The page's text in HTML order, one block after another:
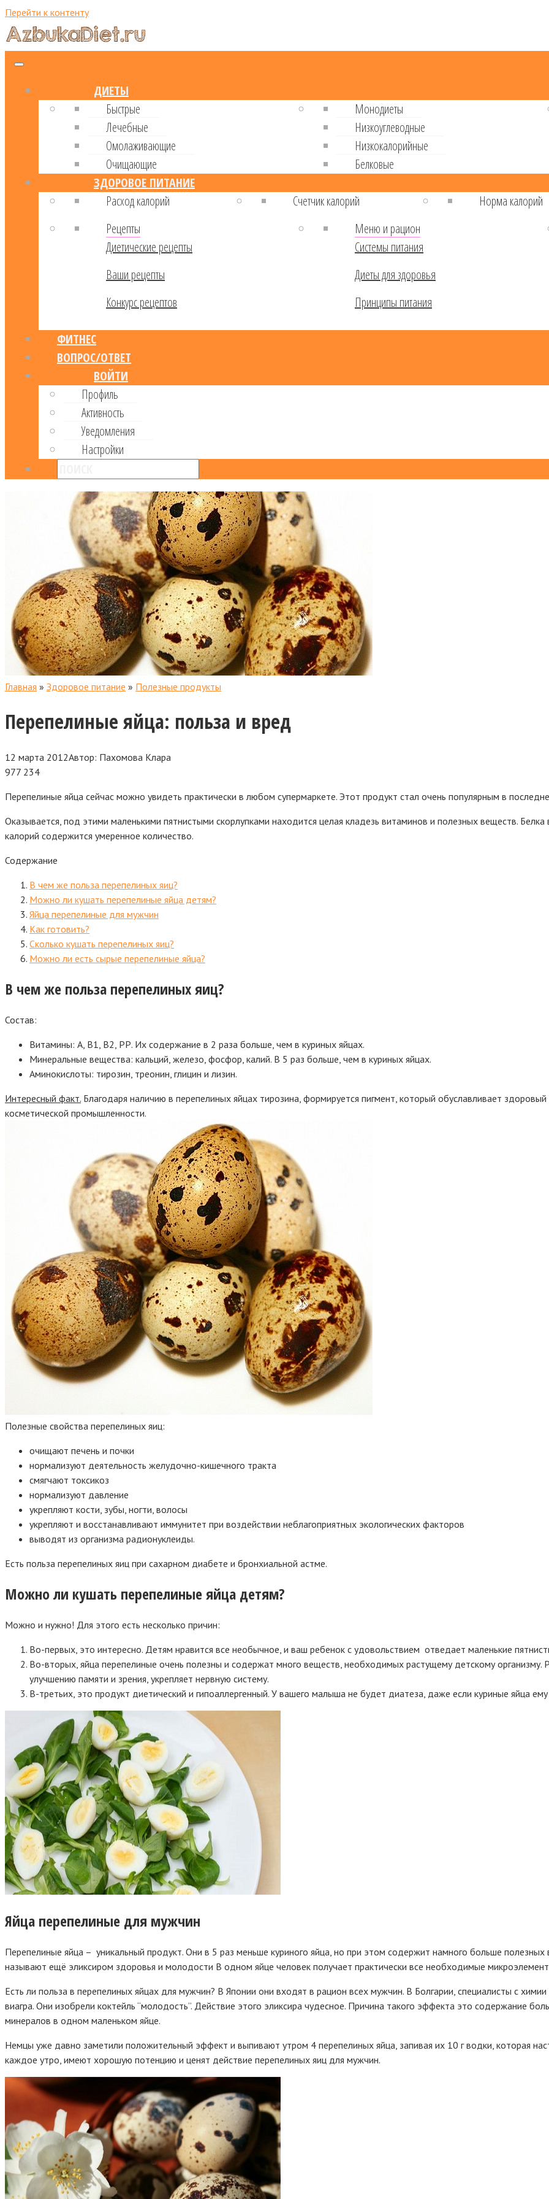
Перейти к контенту
ДИЕТЫ
Быстрые
Лечебные
Омолаживающие
Очищающие
Монодиеты
Низкоуглеводные
Низкокалорийные
Белковые
ЗДОРОВОЕ ПИТАНИЕ
Расход калорий
Cчетчик калорий Норма калорий
Рецепты
Диетические рецепты
Ваши рецепты
Конкурс рецептов
Меню и рацион
Системы питания
Диеты для здоровья
Принципы питания
ФИТНЕС
ВОПРОС/ОТВЕТ
ВОЙТИ
Профиль
Активность
Уведомления
Настройки
Главная » Здоровое питание » Полезные продукты
Перепелиные яйца: польза и вред
12 марта 2012Автор: Пахомова Клара
977 234
Перепелиные яйца сейчас можно увидеть практически в любом супермаркете. Этот продукт стал очень популярным в
Оказывается, под этими маленькими пятнистыми скорлупками находится целая кладезь витаминов и полезных веществ.
калорий содержится умеренное количество.
Содержание
В чем же польза перепелиных яиц?
Можно ли кушать перепелиные яйца детям?
Яйца перепелиные для мужчин
Как готовить?
Сколько кушать перепелиных яиц?
Можно ли есть сырые перепелиные яйца?
В чем же польза перепелиных яиц?
Состав:
Витамины: А, В1, В2, РР. Их содержание в 2 раза больше, чем в куриных яйцах.
Минеральные вещества: кальций, железо, фосфор, калий. В 5 раз больше, чем в куриных яйцах.
Аминокислоты: тирозин, треонин, глицин и лизин.
Интересный факт. Благодаря наличию в перепелиных яйцах тирозина, формируется пигмент, который обуславливает
косметической промышленности.
Полезные свойства перепелиных яиц:
очищают печень и почки
нормализуют деятельность желудочно-кишечного тракта
смягчают токсикоз
нормализуют давление
укрепляют кости, зубы, ногти, волосы
укрепляют и восстанавливают иммунитет при воздействии неблагоприятных экологических факторов
выводят из организма радионуклеиды.
Есть польза перепелиных яиц при сахарном диабете и бронхиальной астме.
Можно ли кушать перепелиные яйца детям?
Можно и нужно! Для этого есть несколько причин:
Во-первых, это интересно. Детям нравится все необычное, и ваш ребенок с удовольствием отведает маленькие
Во-вторых, яйца перепелиные очень полезны и содержат много веществ, необходимых растущему детскому организму.
улучшению памяти и зрения, укрепляет нервную систему.
В-третьих, это продукт диетический и гипоаллергенный. У вашего малыша не будет диатеза, даже если куриные яйца
Яйца перепелиные для мужчин
Перепелиные яйца – уникальный продукт. Они в 5 раз меньше куриного яйца, но при этом содержит намного больше
называют ещё эликсиром здоровья и молодости В одном яйце человек получает практически все необходимые
Есть ли польза в перепелиных яйцах для мужчин? В Японии они входят в рацион всех мужчин. В Болгарии, специалисты с
виагра. Они изобрели коктейль “молодость”. Действие этого эликсира чудесное. Причина такого эффекта это содержание
минералов в одном маленьком яйце.
Немцы уже давно заметили положительный эффект и выпивают утром 4 перепелиных яйца, запивая их 10 г водки, которая
каждое утро, имеют хорошую потенцию и ценят действие перепелиных яиц для мужчин.